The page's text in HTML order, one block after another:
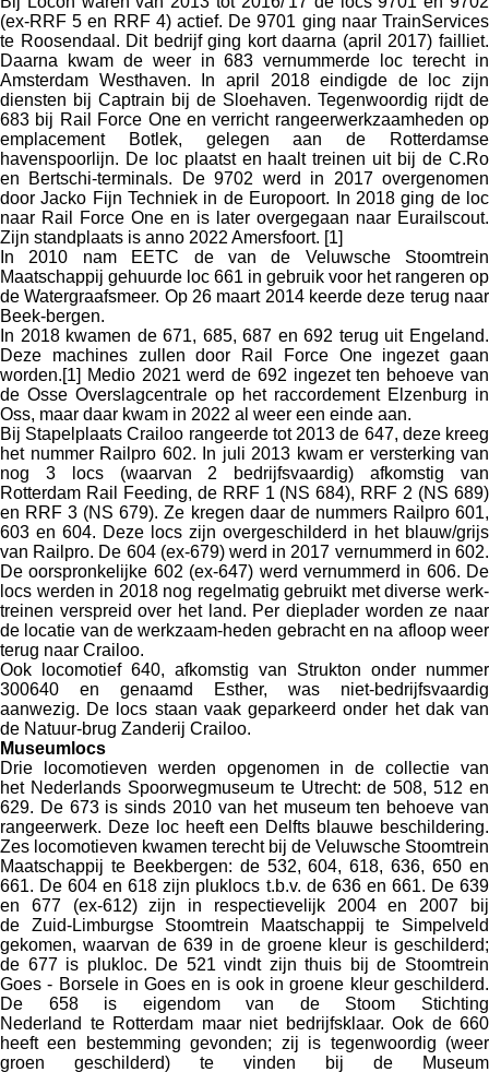
(ex-RRF 5 en RRF 4) actief. De 9701 ging naar TrainServices
te Roosendaal. Dit bedrijf ging kort daarna (april 2017) failliet.
Daarna kwam de weer in 683 vernummerde loc terecht in
Amsterdam Westhaven. In april 2018 eindigde de loc zijn
diensten bij Captrain bij de Sloehaven. Tegenwoordig rijdt de
683 bij Rail Force One en verricht rangeerwerkzaamheden op
emplacement Botlek, gelegen aan de Rotterdamse
havenspoorlijn. De loc plaatst en haalt treinen uit bij de C.Ro
en Bertschi-terminals. De 9702 werd in 2017 overgenomen
door Jacko Fijn Techniek in de Europoort. In 2018 ging de loc
naar Rail Force One en is later overgegaan naar Eurailscout.
Zijn standplaats is anno 2022 Amersfoort. [1]
In 2010 nam EETC de van de Veluwsche Stoomtrein
Maatschappij gehuurde loc 661 in gebruik voor het rangeren op
de Watergraafsmeer. Op 26 maart 2014 keerde deze terug naar
Beek-bergen.
n 2018 kwamen de 671, 685, 687 en 692 terug uit Engeland.
Deze machines zullen door Rail Force One ingezet gaan
worden.[1] Medio 2021 werd de 692 ingezet ten behoeve van
de Osse Overslagcentrale op het raccordement Elzenburg in
Oss, maar daar kwam in 2022 al weer een einde aan.
Bij Stapelplaats Crailoo rangeerde tot 2013 de 647, deze kreeg
het nummer Railpro 602. In juli 2013 kwam er versterking van
nog 3 locs (waarvan 2 bedrijfsvaardig) afkomstig van
Rotterdam Rail Feeding, de RRF 1 (NS 684), RRF 2 (NS 689)
en RRF 3 (NS 679). Ze kregen daar de nummers Railpro 601,
603 en 604. Deze locs zijn overgeschilderd in het blauw/grijs
van Railpro. De 604 (ex-679) werd in 2017 vernummerd in 602.
De oorspronkelijke 602 (ex-647) werd vernummerd in 606. De
locs werden in 2018 nog regelmatig gebruikt met diverse werk-
treinen verspreid over het land. Per dieplader worden ze naar
de locatie van de werkzaam-heden gebracht en na afloop weer
terug naar Crailoo.
Ook locomotief 640, afkomstig van Strukton onder nummer
300640 en genaamd Esther, was niet-bedrijfsvaardig
aanwezig. De locs staan vaak geparkeerd onder het dak van
de Natuur-brug Zanderij Crailoo.
Museumlocs
Drie locomotieven werden opgenomen in de collectie van
het Nederlands Spoorwegmuseum te Utrecht: de 508, 512 en
629. De 673 is sinds 2010 van het museum ten behoeve van
rangeerwerk. Deze loc heeft een Delfts blauwe beschildering.
Zes locomotieven kwamen terecht bij de Veluwsche Stoomtrein
Maatschappij te Beekbergen: de 532, 604, 618, 636, 650 en
661. De 604 en 618 zijn pluklocs t.b.v. de 636 en 661. De 639
en 677 (ex-612) zijn in respectievelijk 2004 en 2007 bij
de Zuid-Limburgse Stoomtrein Maatschappij te Simpelveld
gekomen, waarvan de 639 in de groene kleur is geschilderd;
de 677 is plukloc. De 521 vindt zijn thuis bij de Stoomtrein
Goes - Borsele in Goes en is ook in groene kleur geschilderd.
De 658 is eigendom van de Stoom Stichting
Nederland te Rotterdam maar niet bedrijfsklaar. Ook de 660
heeft een bestemming gevonden; zij is tegenwoordig (weer
groen geschilderd) te vinden bij de Museum